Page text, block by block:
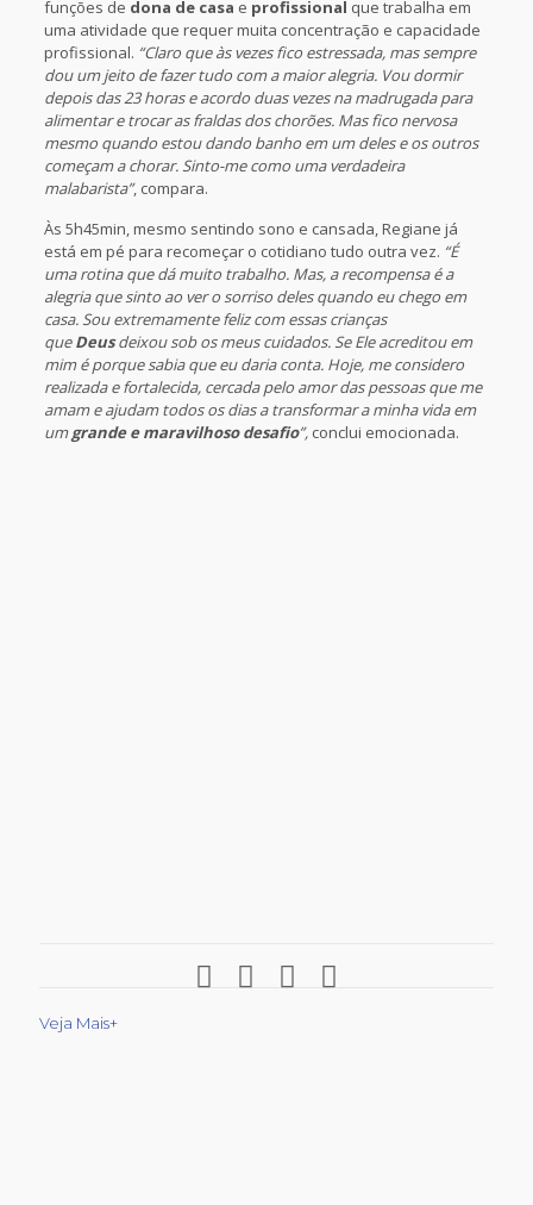
funções de dona de casa e profissional que trabalha em
uma atividade que requer muita concentração e capacidade
profissional. “Claro que às vezes fico estressada, mas sempre
dou um jeito de fazer tudo com a maior alegria. Vou dormir
depois das 23 horas e acordo duas vezes na madrugada para
alimentar e trocar as fraldas dos chorões. Mas fico nervosa
mesmo quando estou dando banho em um deles e os outros
começam a chorar. Sinto-me como uma verdadeira
malabarista”, compara.
Às 5h45min, mesmo sentindo sono e cansada, Regiane já
está em pé para recomeçar o cotidiano tudo outra vez. “É
uma rotina que dá muito trabalho. Mas, a recompensa é a
alegria que sinto ao ver o sorriso deles quando eu chego em
casa. Sou extremamente feliz com essas crianças
queDeusdeixou sob os meus cuidados. Se Ele acreditou em
mim é porque sabia que eu daria conta. Hoje, me considero
realizada e fortalecida, cercada pelo amor das pessoas que me
amam e ajudam todos os dias a transformar a minha vida em
umgrande e maravilhoso desafio”,conclui emocionada.
Veja Mais+